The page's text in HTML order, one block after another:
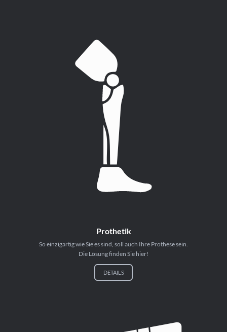
Prothetik
So einzigartig wie Sie es sind, soll auch Ihre Prothese sein.
Die Lösung finden Sie hier!
DETAILS